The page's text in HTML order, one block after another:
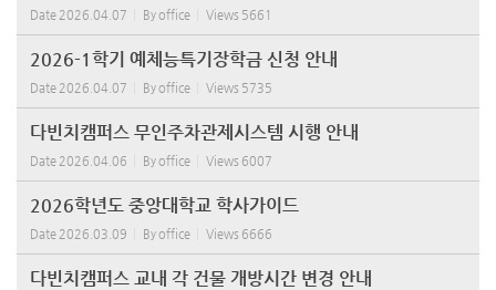
Date 2026.04.07 Byoffice Views 5661
2026-1학기 예체능특기장학금 신청 안내
Date 2026.04.07 Byoffice Views 5735
다빈치캠퍼스 무인주차관제시스템 시행 안내
Date 2026.04.06 Byoffice Views 6007
2026학년도 중앙대학교 학사가이드
Date 2026.03.09 Byoffice Views 6666
다빈치캠퍼스 교내 각 건물 개방시간 변경 안내